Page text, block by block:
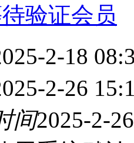
验证会员
2-18
2-26
间2025-2-